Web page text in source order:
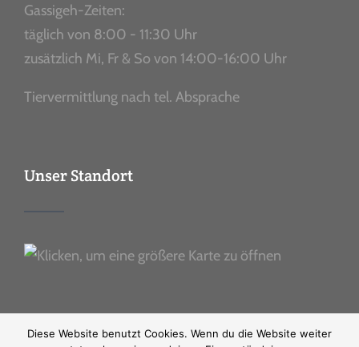
Gassigeh-Zeiten:
täglich von 8:00 - 11:30 Uhr
zusätzlich Mi, Fr & So von 14:00-16:00 Uhr
Tiervermittlung nach tel. Absprache
Unser Standort
Diese Website benutzt Cookies. Wenn du die Website weiter